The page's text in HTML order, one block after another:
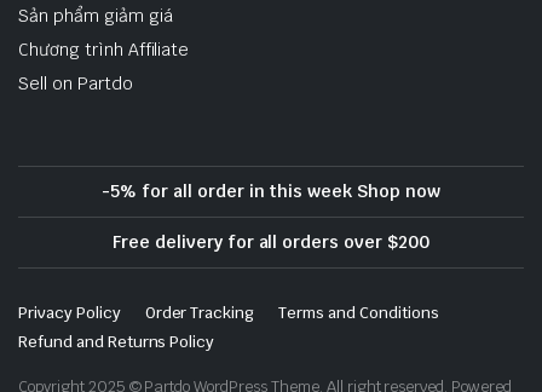
Sản phẩm giảm giá
Chương trình Affiliate
Sell on Partdo
-5% for all order in this week Shop now
Free delivery for all orders over $200
Privacy Policy Order Tracking
Terms and Conditions
Refund and Returns Policy
Copyright 2025 © Partdo WordPress Theme. All right reserved. Powered